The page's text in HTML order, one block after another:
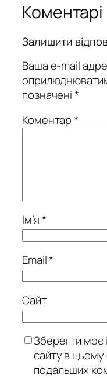
Коментарі
Залишити
Ваша e-mail
позначені*
Коментар*
Ім’я*
Email*
Сайт
Зберегти моє
сайту в цьому
подальших